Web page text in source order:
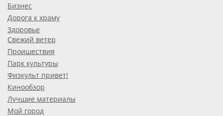
Бизнес
Дорога к храму
Здоровье
Свежий ветер
Проишествия
Парк культуры
Физкульт привет!
Кинообзор
Лучшие материалы
Мой город